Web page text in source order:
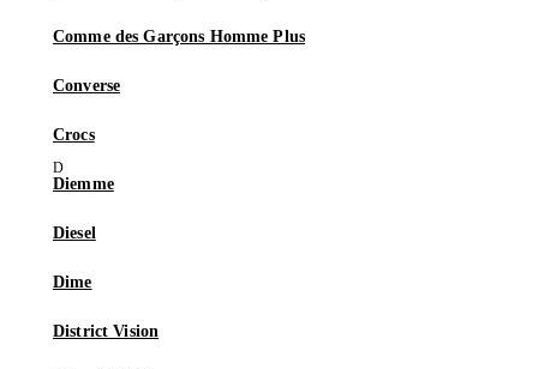
Comme des Garçons Homme Plus
Converse
Crocs
Diemme
Diesel
Dime
District Vision